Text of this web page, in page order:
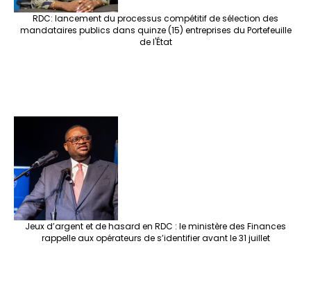
RDC: lancement du processus compétitif de sélection des
mandataires publics dans quinze (15) entreprises du Portefeuille
de l'État
Jeux d’argent et de hasard en RDC : le ministère des Finances
rappelle aux opérateurs de s’identifier avant le 31 juillet